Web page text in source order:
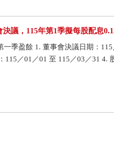
議，115年第1季擬每股配息
季盈餘 1. 董事會決議日期：115
115／01／01 至 115／03／31